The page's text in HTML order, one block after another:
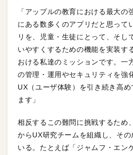
「アップルの教育における最大の
にある数多くのアプリだと思って
リを、児童・生徒にとって、そし
いやすくするための機能を実装す
おける私達のミッションです。一
の管理・運用やセキュリティを強
UX（ユーザ体験）を引き続き高
ます」
相反するこの難問に挑戦するため
からUX研究チームを組織し、そ
いる。たとえば「ジャムフ・エン